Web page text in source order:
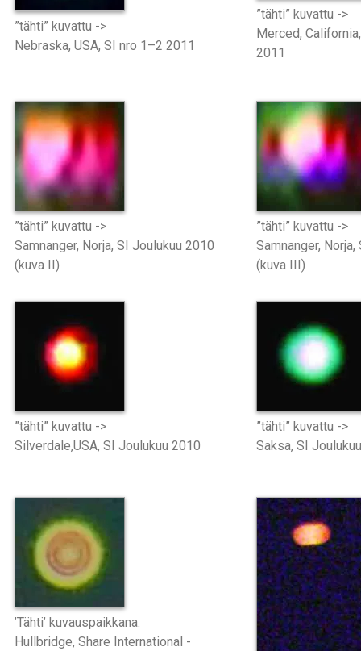
”tähti” kuvattu ->
Nebraska, USA, SI nro 1–2 2011
”tähti” kuvattu ->
Merced,
2011
”tähti” kuvattu ->
Samnanger, Norja, SI Joulukuu 2010
(kuva II)
”tähti” kuvattu ->
Samnanger,
(kuva III)
”tähti” kuvattu ->
Silverdale,USA, SI Joulukuu 2010
”tähti” kuvattu ->
Saksa, SI
’Tähti’ kuvauspaikkana:
Hullbridge, Share International -